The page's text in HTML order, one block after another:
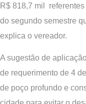
R$ 818,7 mil
do segundo semestre
explica o vereador.
A sugestão de
de requerimento de 4
de poço profundo e